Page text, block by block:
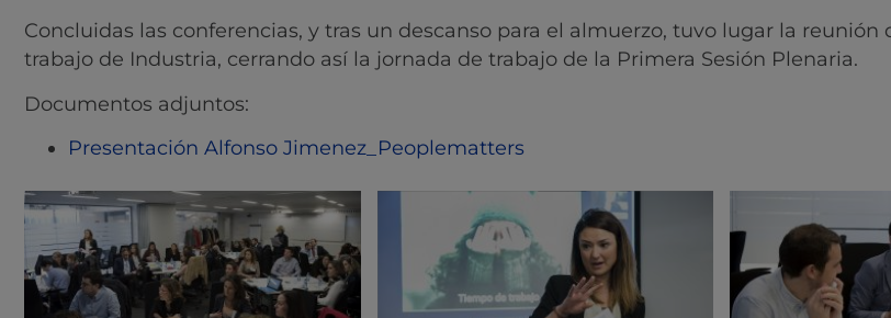
Concluidas las conferencias, y tras un descanso para el almuerzo, tuvo lugar la reunión
trabajo de Industria, cerrando así la jornada de trabajo de la Primera Sesión Plenaria.
Documentos adjuntos:
Presentación Alfonso Jimenez_Peoplematters